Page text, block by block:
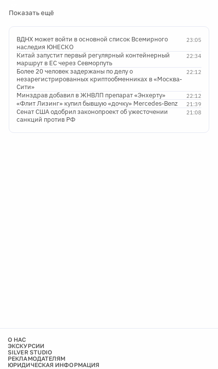
Показать ещё
23:05
ВДНХ может войти в основной список Всемирного
наследия ЮНЕСКО
22:34
Китай запустит первый регулярный контейнерный
маршрут в ЕС через Севморпуть
22:12
Более 20 человек задержаны по делу о
незарегистрированных криптообменниках в «Москва-
Сити»
22:12
Минздрав добавил в ЖНВЛП препарат «Энхерту»
21:39
«Флит Лизинг» купил бывшую «дочку» Mercedes-Benz
21:08
Сенат США одобрил законопроект об ужесточении
санкций против РФ
О НАС
ЭКСКУРСИИ
SILVER STUDIO
РЕКЛАМОДАТЕЛЯМ
ЮРИДИЧЕСКАЯ ИНФОРМАЦИЯ